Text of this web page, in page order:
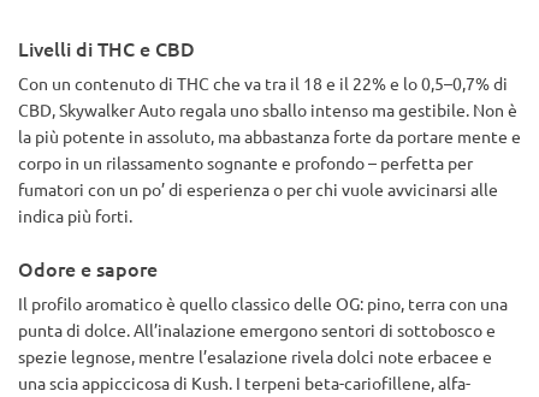
Livelli di THC e CBD
Con un contenuto di THC che va tra il 18 e il 22% e lo 0,5–0,7% di
CBD, Skywalker Auto regala uno sballo intenso ma gestibile. Non è
la più potente in assoluto, ma abbastanza forte da portare mente e
corpo in un rilassamento sognante e profondo – perfetta per
fumatori con un po’ di esperienza o per chi vuole avvicinarsi alle
indica più forti.
Odore e sapore
Il profilo aromatico è quello classico delle OG: pino, terra con una
punta di dolce. All’inalazione emergono sentori di sottobosco e
spezie legnose, mentre l’esalazione rivela dolci note erbacee e
una scia appiccicosa di Kush. I terpeni beta-cariofillene, alfa-